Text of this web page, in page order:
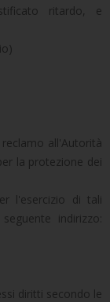
ritardo, e
all'Autorità
la protezione dei
l'esercizio di tali
indirizzo:
diritti secondo le